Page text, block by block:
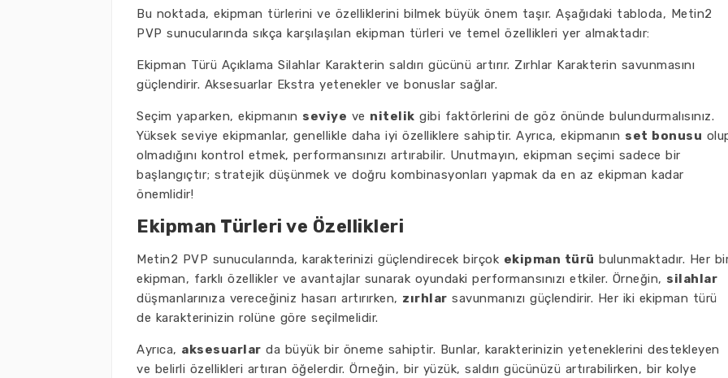
Bu noktada, ekipman türlerini ve özelliklerini bilmek büyük önem taşır. Aşağıdaki tabloda, Metin2
PVP sunucularında sıkça karşılaşılan ekipman türleri ve temel özellikleri yer almaktadır:
Ekipman Türü Açıklama Silahlar Karakterin saldırı gücünü artırır. Zırhlar Karakterin savunmasını
güçlendirir. Aksesuarlar Ekstra yetenekler ve bonuslar sağlar.
Seçim yaparken, ekipmanın seviye ve nitelik gibi faktörlerini de göz önünde bulundurmalısınız.
Yüksek seviye ekipmanlar, genellikle daha iyi özelliklere sahiptir. Ayrıca, ekipmanın set bonusu
olmadığını kontrol etmek, performansınızı artırabilir. Unutmayın, ekipman seçimi sadece bir
başlangıçtır; stratejik düşünmek ve doğru kombinasyonları yapmak da en az ekipman kadar
önemlidir!
Ekipman Türleri ve Özellikleri
Metin2 PVP sunucularında, karakterinizi güçlendirecek birçok ekipman türü bulunmaktadır. Her
ekipman, farklı özellikler ve avantajlar sunarak oyundaki performansınızı etkiler. Örneğin, silahlar
düşmanlarınıza vereceğiniz hasarı artırırken, zırhlar savunmanızı güçlendirir. Her iki ekipman türü
de karakterinizin rolüne göre seçilmelidir.
Ayrıca, aksesuarlar da büyük bir öneme sahiptir. Bunlar, karakterinizin yeteneklerini destekleyen
ve belirli özellikleri artıran öğelerdir. Örneğin, bir yüzük, saldırı gücünüzü artırabilirken, bir kolye